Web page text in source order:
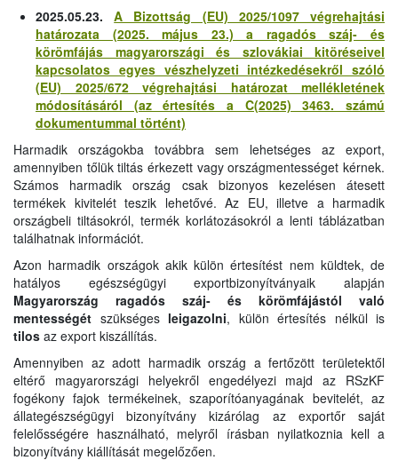
2025.05.23.A Bizottság (EU) 2025/1097 végrehajtási
határozata (2025. május 23.) a ragadós száj- és
körömfájás magyarországi és szlovákiai kitöréseivel
kapcsolatos egyes vészhelyzeti intézkedésekről szóló
(EU) 2025/672 végrehajtási határozat mellékletének
módosításáról (az értesítés a C(2025) 3463. számú
dokumentummal történt)
Harmadik országokba továbbra sem lehetséges az export,
amennyiben tőlük tiltás érkezett vagy országmentességet kérnek.
Számos harmadik ország csak bizonyos kezelésen átesett
termékek kivitelét teszik lehetővé. Az EU, illetve a harmadik
országbeli tiltásokról, termék korlátozásokról a lenti táblázatban
találhatnak információt.
Azon harmadik országok akik külön értesítést nem küldtek, de
hatályos egészségügyi exportbizonyítványaik alapján
Magyarország ragadós száj- és körömfájástól való
mentességét szükségesleigazolni, külön értesítés nélkül is
tilos az export kiszállítás.
Amennyiben az adott harmadik ország a fertőzött területektől
eltérő magyarországi helyekről engedélyezi majd az RSzKF
fogékony fajok termékeinek, szaporítóanyagának bevitelét, az
állategészségügyi bizonyítvány kizárólag az exportőr saját
felelősségére használható, melyről írásban nyilatkoznia kell a
bizonyítvány kiállítását megelőzően.